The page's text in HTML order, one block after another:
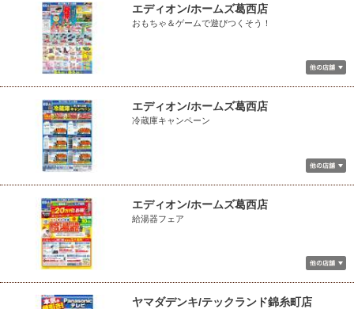
エディオン/ホームズ葛西店
おもちゃ＆ゲームで遊びつくそう！
エディオン/ホームズ葛西店
冷蔵庫キャンペーン
エディオン/ホームズ葛西店
給湯器フェア
ヤマダデンキ/テックランド錦糸町店